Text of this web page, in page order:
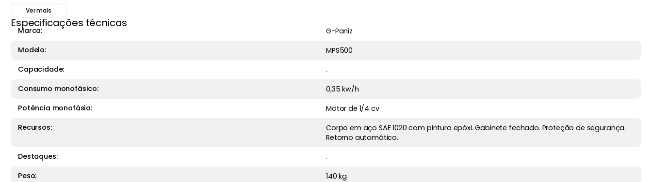
que priorizam produtividade e qualidade. Seu design robusto e funcional a torna perfeita para padarias que desejam agilizar o processo de modelagem sem comprometer o
padrão profissional dos produtos.
AModeladora de Pão G-Paniz MPS500
Precisão e uniformidade
Produtividade elevada
Perfeita para elevar o padrão de produção em padarias e confeitarias, garantindo produtos bem acabados e atraentes para os clientes.
Ver mais
Especificações técnicas
Marca:
G-Paniz
Modelo:
MPS500
Capacidade:
.
Consumo monofásico:
0,35 kw/h
Potência monofásia:
Motor de 1/4 cv
Recursos:
Corpo em aço SAE 1020 com pintura epóxi. Gabinete fechado. Proteção de segurança.
Retorno automático.
Destaques:
.
Peso:
140 kg